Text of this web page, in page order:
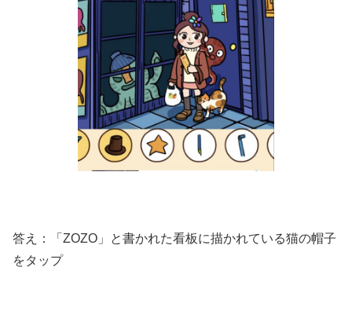
答え：「ZOZO」と書かれた看板に描かれている猫の帽子
をタップ